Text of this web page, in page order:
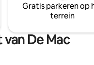
Gratis parkeren op
terrein
De Mac